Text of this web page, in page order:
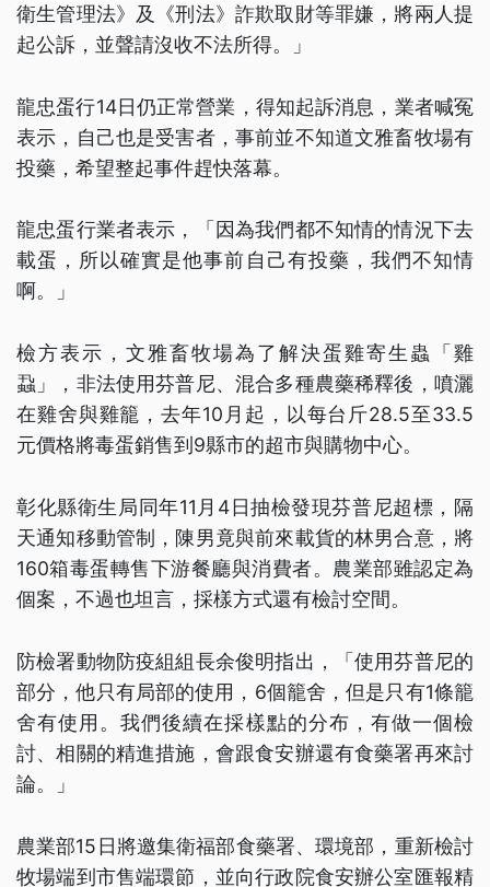
衛生管理法》及《刑法》詐欺取財等罪嫌，將兩人提
起公訴，並聲請沒收不法所得。」
龍忠蛋行14日仍正常營業，得知起訴消息，業者喊冤
表示，自己也是受害者，事前並不知道文雅畜牧場有
投藥，希望整起事件趕快落幕。
龍忠蛋行業者表示，「因為我們都不知情的情況下去
載蛋，所以確實是他事前自己有投藥，我們不知情
啊。」
檢方表示，文雅畜牧場為了解決蛋雞寄生蟲「雞
蝨」，非法使用芬普尼、混合多種農藥稀釋後，噴灑
在雞舍與雞籠，去年10月起，以每台斤28.5至33.5
元價格將毒蛋銷售到9縣市的超市與購物中心。
彰化縣衛生局同年11月4日抽檢發現芬普尼超標，隔
天通知移動管制，陳男竟與前來載貨的林男合意，將
160箱毒蛋轉售下游餐廳與消費者。農業部雖認定為
個案，不過也坦言，採樣方式還有檢討空間。
防檢署動物防疫組組長余俊明指出，「使用芬普尼的
部分，他只有局部的使用，6個籠舍，但是只有1條籠
舍有使用。我們後續在採樣點的分布，有做一個檢
討、相關的精進措施，會跟食安辦還有食藥署再來討
論。」
農業部15日將邀集衛福部食藥署、環境部，重新檢討
牧場端到市售端環節，並向行政院食安辦公室匯報精